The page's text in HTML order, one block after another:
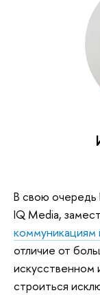
В свою очередь
IQ Media,
коммуникациям
отличие от
искусственном
строиться